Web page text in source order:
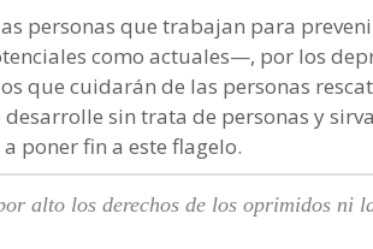
personas que trabajan para
como actuales—, por los
que cuidarán de las personas
sin trata de personas y
poner fin a este flagelo.
alto los derechos de los oprimidos ni